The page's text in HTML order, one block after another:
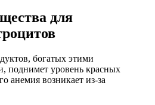
для
богатых этими
поднимет уровень красных
анемия возникает из-за